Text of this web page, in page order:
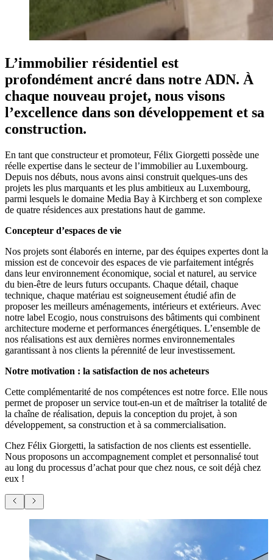
L’immobilier résidentiel est
profondément ancré dans notre ADN. À
chaque nouveau projet, nous visons
l’excellence dans son développement et sa
construction.
En tant que constructeur et promoteur, Félix Giorgetti possède une
réelle expertise dans le secteur de l’immobilier au Luxembourg.
Depuis nos débuts, nous avons ainsi construit quelques-uns des
projets les plus marquants et les plus ambitieux au Luxembourg,
parmi lesquels le domaine Media Bay à Kirchberg et son complexe
de quatre résidences aux prestations haut de gamme.
Concepteur d’espaces de vie
Nos projets sont élaborés en interne, par des équipes expertes dont la
mission est de concevoir des espaces de vie parfaitement intégrés
dans leur environnement économique, social et naturel, au service
du bien-être de leurs futurs occupants. Chaque détail, chaque
technique, chaque matériau est soigneusement étudié afin de
proposer les meilleurs aménagements, intérieurs et extérieurs. Avec
notre label Ecogio, nous construisons des bâtiments qui combinent
architecture moderne et performances énergétiques. L’ensemble de
nos réalisations est aux dernières normes environnementales
garantissant à nos clients la pérennité de leur investissement.
Notre motivation : la satisfaction de nos acheteurs
Cette complémentarité de nos compétences est notre force. Elle nous
permet de proposer un service tout-en-un et de maîtriser la totalité de
la chaîne de réalisation, depuis la conception du projet, à son
développement, sa construction et à sa commercialisation.
Chez Félix Giorgetti, la satisfaction de nos clients est essentielle.
Nous proposons un accompagnement complet et personnalisé tout
au long du processus d’achat pour que chez nous, ce soit déjà chez
eux !